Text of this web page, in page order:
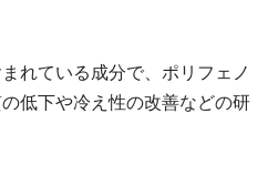
れている成分で、ポリフェノ
低下や冷え性の改善などの研